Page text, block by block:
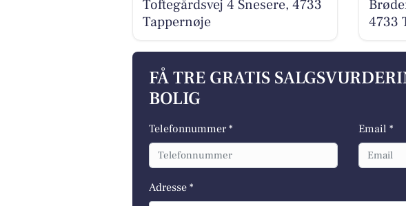
Toftegårdsvej 4 Snesere, 4733
Tappernøje
4733
FÅ TRE GRATIS
BOLIG
Telefonnummer * Email *
Adresse *